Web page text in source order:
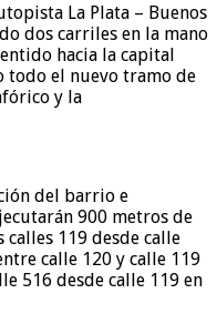
La Plata – Buenos
dos carriles en la mano
hacia la capital
todo el nuevo tramo de
y la
del barrio e
900 metros de
119 desde calle
calle 120 y calle 119
516 desde calle 119 en